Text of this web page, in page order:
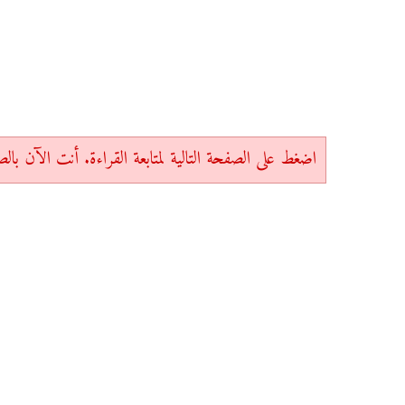
اضغط على الصفحة التالية لمتابعة القراءة. أنت الآن بالصفحة